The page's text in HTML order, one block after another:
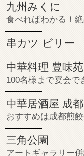
九州みくに
食べればわかる！
串カツ ビリー
中華料理 豊味
100名様まで宴会で
中華居酒屋 成都
おすすめは成都煎餃
三角公園
アートギャラリー